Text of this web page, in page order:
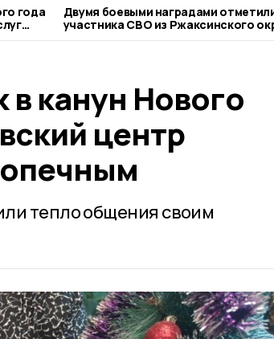
года
Двумя боевыми наградами
участника СВО из Ржаксинского
канун Нового
центр
тепло общения своим